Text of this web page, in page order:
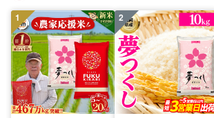
1 2